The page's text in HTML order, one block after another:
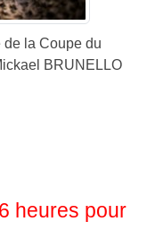
de la Coupe du
BRUNELLO
heures pour